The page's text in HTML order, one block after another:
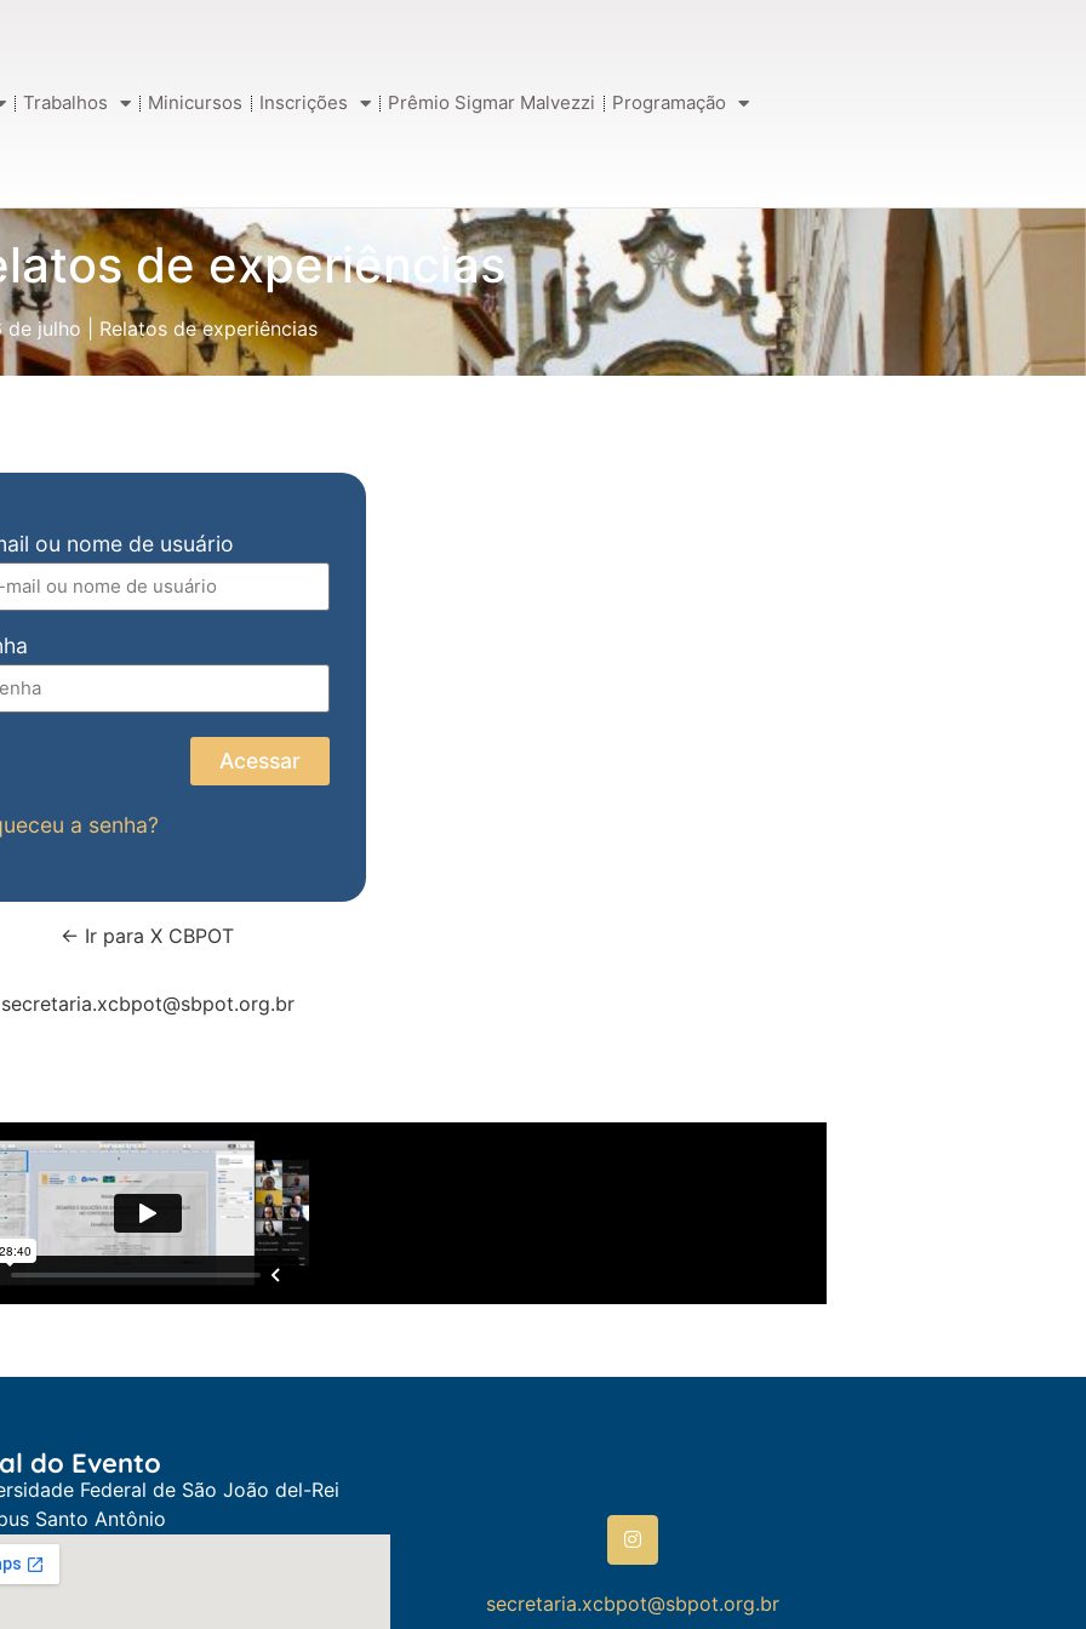
Trabalhos Minicursos Inscrições Prêmio Sigmar Malvezzi Programação
de experiências
de julho Relatos de experiências
ou nome de usuário
Acessar
a senha?
← Ir para X CBPOT
secretaria.xcbpot@sbpot.org.br
do Evento
Federal de São João del-Rei
Santo Antônio
secretaria.xcbpot@sbpot.org.br